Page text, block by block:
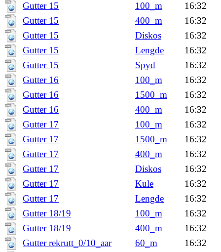
Gutter 15
100_m
16:32
Gutter 15
400_m
16:32
Gutter 15
Diskos
16:32
Gutter 15
Lengde
16:32
Gutter 15
Spyd
16:32
Gutter 16
100_m
16:32
Gutter 16
1500_m
16:32
Gutter 16
400_m
16:32
Gutter 17
100_m
16:32
Gutter 17
1500_m
16:32
Gutter 17
400_m
16:32
Gutter 17
Diskos
16:32
Gutter 17
Kule
16:32
Gutter 17
Lengde
16:32
Gutter 18/19
100_m
16:32
Gutter 18/19
400_m
16:32
Gutter rekrutt_0/10_aar
60_m
16:32